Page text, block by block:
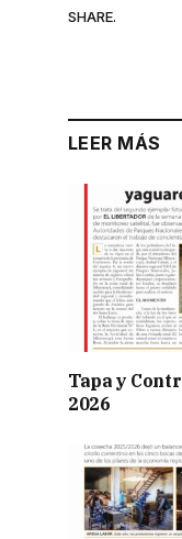
SHARE.
LEER MÁS
Tapa y
2026